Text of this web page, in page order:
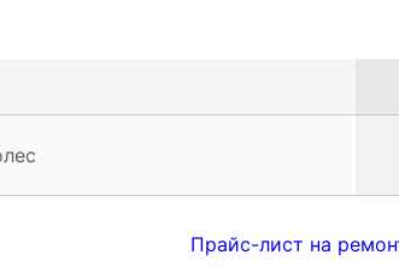
Прайс-лист на